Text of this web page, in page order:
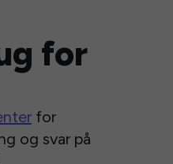
for
for
og svar på